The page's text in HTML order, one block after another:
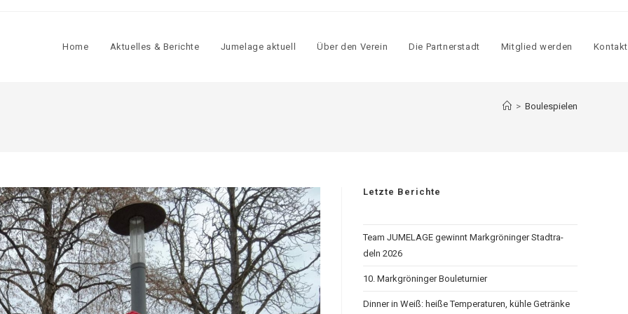
Home Aktu­el­les & Berich­te Jume­la­ge aktu­ell Über den Ver­ein Die Part­ner­stadt Mit­glied wer­den Kon­takt
> Boulespielen
Letzte Berichte
Team JUMELAGE gewinnt Mark­grö­nin­ger Stadt­ra­
deln 2026
10. Mark­grö­nin­ger Bou­letur­nier
Din­ner in Weiß: hei­ße Tem­pe­ra­tu­ren, küh­le Geträn­ke